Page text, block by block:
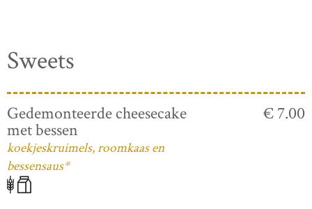
Sweets
Gedemonteerde cheesecake
met bessen
koekjeskruimels, roomkaas en
bessensaus*
€ 7.00